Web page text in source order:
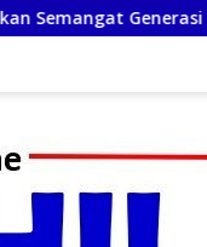
Polrestabes